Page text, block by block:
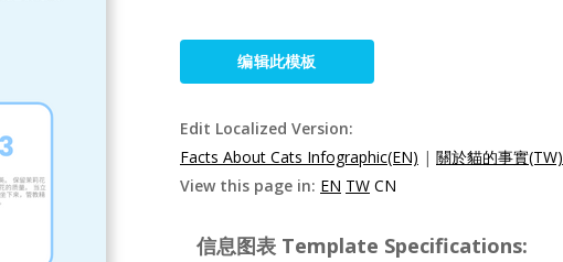
编辑此模板
Edit Localized Version:
Facts About Cats Infographic(EN) | 關於貓的事實(TW)
View this page in: EN TW CN
信息图表 Template Specifications: